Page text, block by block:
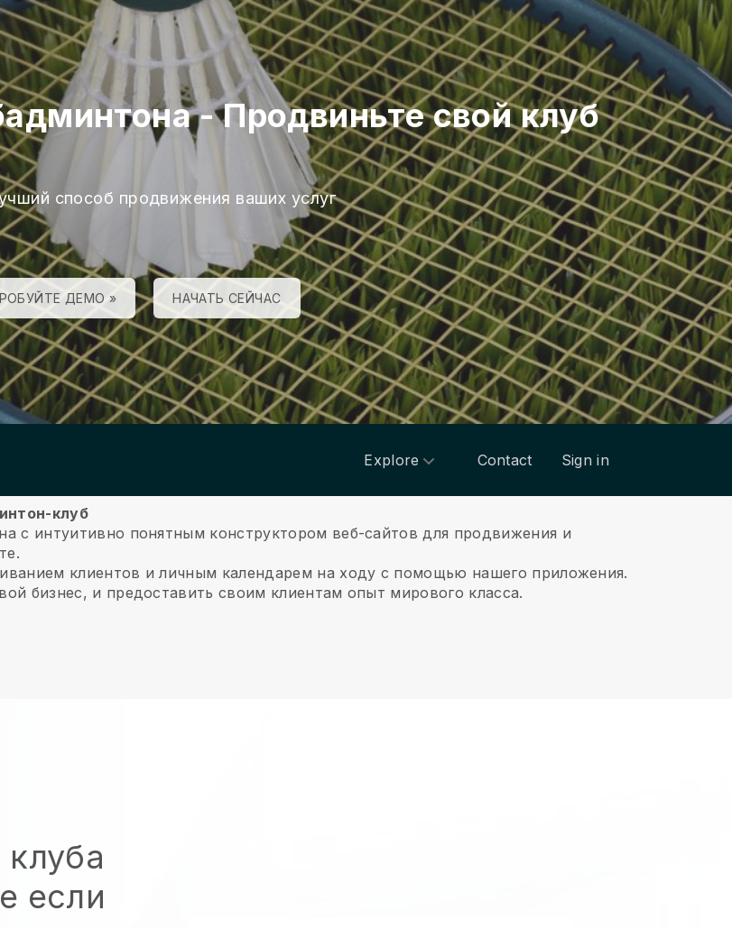
-Продвиньте свой клуб
способ продвижения ваших услуг
ДЕМО » НАЧАТЬ СЕЙЧАС
Explore Contact Sign in
клуб
с интуитивно понятным конструктором веб-сайтов для продвижения и
клиентов и личным календарем на ходу с помощью нашего приложения.
бизнес, и предоставить своим клиентам опыт мирового класса.
если